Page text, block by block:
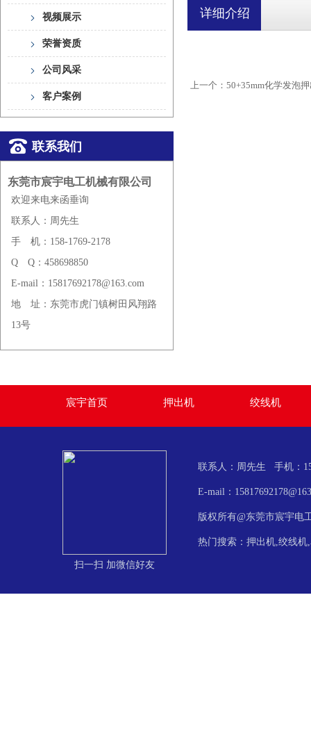
视频展示
荣誉资质
公司风采
客户案例
联系我们
东莞市宸宇电工机械有限公司
欢迎来电来函垂询
联系人：周先生
手
机：158-1769-2178
Q
Q：458698850
E-mail：15817692178@163.com
地
址：东莞市虎门镇树田风翔路
13号
详细介绍
上一个：50+35mm化学发泡
宸宇首页 押出机 绞线机
扫一扫 加微信好友
联系人：周先生 手机：
E-mail：
版权所有@东莞市宸宇
热门搜索：押出机,绞线